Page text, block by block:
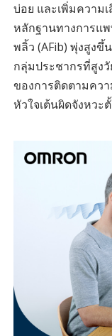
บ่อย และเพิ่มความ
หลักฐานทางการแ
พลิ้ว (AFib) พุ่งสูงขึ้
กลุ่มประชากรที่สูง
ของการติดตามคว
หัวใจเต้นผิดจังหวะ